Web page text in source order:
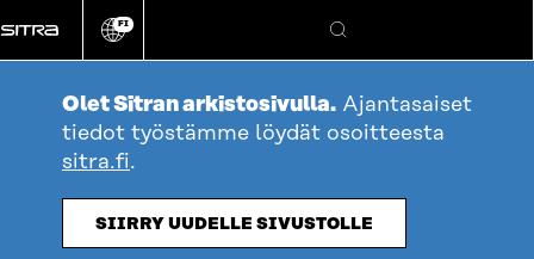
suoraan
sisältöön
Vaihda
kieli
FI
Hae
Olet Sitran arkistosivulla. Ajantasaiset
tiedot työstämme löydät osoitteesta
sitra.fi.
SIIRRY UUDELLE SIVUSTOLLE